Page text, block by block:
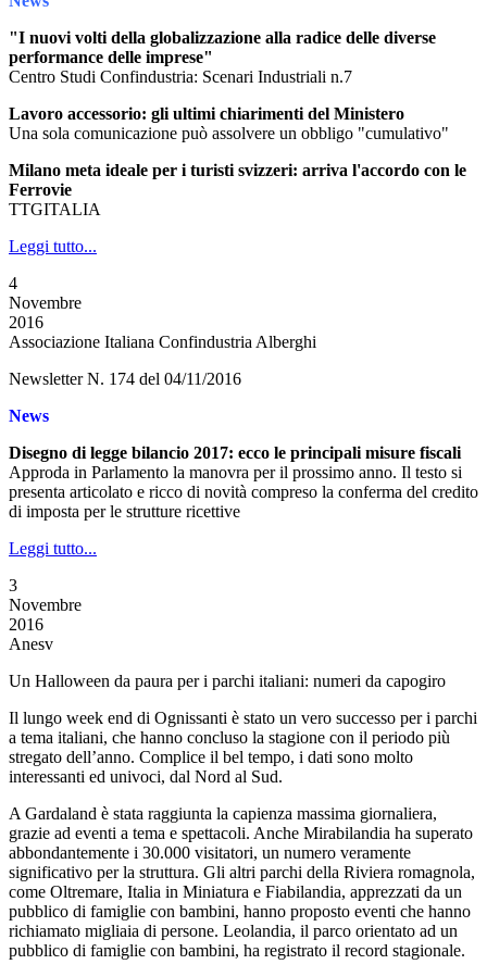
"I nuovi volti della globalizzazione alla radice delle diverse
performance delle imprese"
Centro Studi Confindustria: Scenari Industriali n.7
Lavoro accessorio: gli ultimi chiarimenti del Ministero
Una sola comunicazione può assolvere un obbligo "cumulativo"
Milano meta ideale per i turisti svizzeri: arriva l'accordo con le
Ferrovie
TTGITALIA
Leggi tutto...
4
Novembre
2016
Associazione Italiana Confindustria Alberghi
Newsletter N. 174 del 04/11/2016
News
Disegno di legge bilancio 2017: ecco le principali misure fiscali
Approda in Parlamento la manovra per il prossimo anno. Il testo si
presenta articolato e ricco di novità compreso la conferma del credito
di imposta per le strutture ricettive
Leggi tutto...
3
Novembre
2016
Anesv
Un Halloween da paura per i parchi italiani: numeri da capogiro
Il lungo week end di Ognissanti è stato un vero successo per i parchi
a tema italiani, che hanno concluso la stagione con il periodo più
stregato dell’anno. Complice il bel tempo, i dati sono molto
interessanti ed univoci, dal Nord al Sud.
A Gardaland è stata raggiunta la capienza massima giornaliera,
grazie ad eventi a tema e spettacoli. Anche Mirabilandia ha superato
abbondantemente i 30.000 visitatori, un numero veramente
significativo per la struttura. Gli altri parchi della Riviera romagnola,
come Oltremare, Italia in Miniatura e Fiabilandia, apprezzati da un
pubblico di famiglie con bambini, hanno proposto eventi che hanno
richiamato migliaia di persone. Leolandia, il parco orientato ad un
pubblico di famiglie con bambini, ha registrato il record stagionale.